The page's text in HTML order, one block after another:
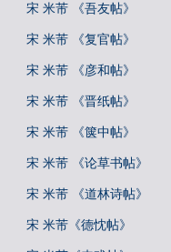
宋 米芾 《吾友帖》
宋 米芾 《复官帖》
宋 米芾 《彦和帖》
宋 米芾 《晋纸帖》
宋 米芾 《箧中帖》
宋 米芾 《论草书帖》
宋 米芾 《道林诗帖》
宋 米芾《德忱帖》